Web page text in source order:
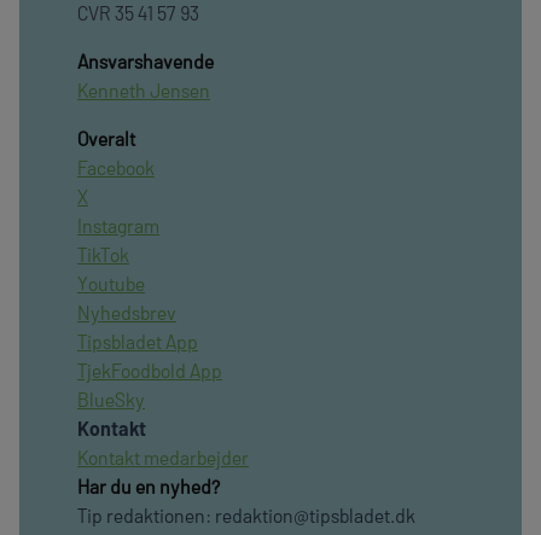
CVR 35 41 57 93
Ansvarshavende
Kenneth Jensen
Overalt
Facebook
X
Instagram
TikTok
Youtube
Nyhedsbrev
Tipsbladet App
TjekFoodbold App
BlueSky
Kontakt
Kontakt medarbejder
Har du en nyhed?
Tip redaktionen: redaktion@tipsbladet.dk